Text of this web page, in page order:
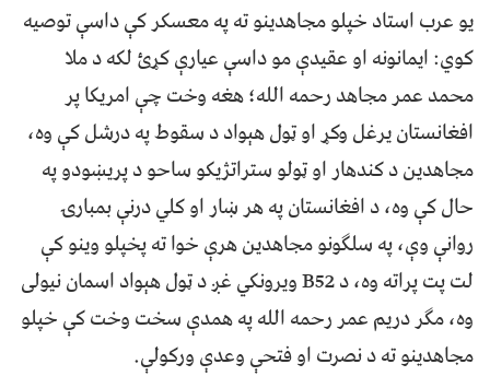
یو عرب استاد خپلو مجاهدینو ته په معسکر کې داسې توصیه
کوي: ایمانونه او عقیدې مو داسې عیارې کړئ لکه د ملا
محمد عمر مجاهد رحمه الله؛ هغه وخت چې امریکا پر
افغانستان یرغل وکړ او ټول هېواد د سقوط په درشل کې وه،
مجاهدین د کندهار او ټولو ستراتژیکو ساحو د پریښودو په
حال کې وه، د افغانستان په هر ښار او کلي درنې بمبارۍ
روانې وې، په سلګونو مجاهدین هرې خوا ته پخپلو وینو کې
لت پت پراته وه، د B52 ویرونکي غږ د ټول هېواد اسمان نیولی
وه، مګر دریم عمر رحمه الله په همدې سخت وخت کې خپلو
مجاهدینو ته د نصرت او فتحې وعدې ورکولې.